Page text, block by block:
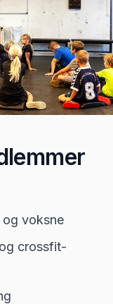
voksne
crossfit-